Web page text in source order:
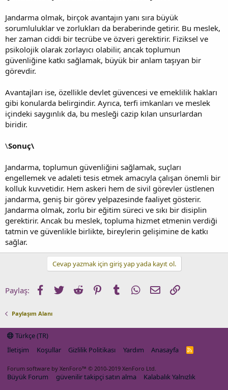
Jandarma olmak, birçok avantajın yanı sıra büyük
sorumluluklar ve zorlukları da beraberinde getirir. Bu meslek,
her zaman ciddi bir tecrübe ve özveri gerektirir. Fiziksel ve
psikolojik olarak zorlayıcı olabilir, ancak toplumun
güvenliğine katkı sağlamak, büyük bir anlam taşıyan bir
görevdir.
Avantajları ise, özellikle devlet güvencesi ve emeklilik hakları
gibi konularda belirgindir. Ayrıca, terfi imkanları ve meslek
içindeki saygınlık da, bu mesleği cazip kılan unsurlardan
biridir.
\Sonuç\
Jandarma, toplumun güvenliğini sağlamak, suçları
engellemek ve adaleti tesis etmek amacıyla çalışan önemli bir
kolluk kuvvetidir. Hem askeri hem de sivil görevler üstlenen
jandarma, geniş bir görev yelpazesinde faaliyet gösterir.
Jandarma olmak, zorlu bir eğitim süreci ve sıkı bir disiplin
gerektirir. Ancak bu meslek, topluma hizmet etmenin verdiği
tatmin ve güvenlikle birlikte, bireylerin gelişimine de katkı
sağlar.
Cevap yazmak için giriş yap yada kayıt ol.
Paylaş: Facebook
TwitterReddit PinterestTumblrWhatsApp
E-postaLink
Paylaşım Alanı
Türkçe (TR)
İletişim
Koşullar Gizlilik Politikası Yardım Anasayfa
R
Forum software by XenForo™ © 2010-2019 XenForo Ltd.
Büyük Forum güvenilir takipçi satın alma Kalabalık Yalnızlık